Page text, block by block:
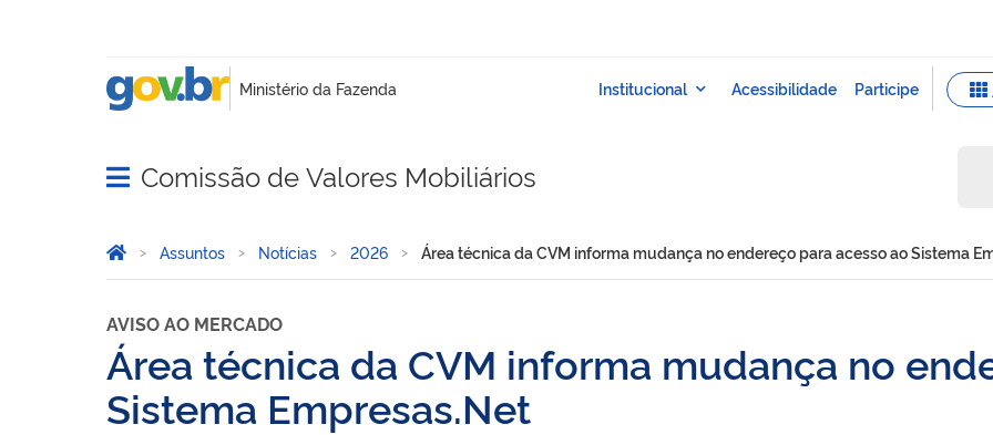
Abrir menu principal de navegação
Comissão de Valores Mobiliários
Você está aqui:
Página Inicial
Assuntos Notícias 2026 Área técnica da CVM informa mudança no endereço para acesso ao Sistema
AVISO AO MERCADO
Área técnica da CVM informa mudança no
Sistema Empresas.Net